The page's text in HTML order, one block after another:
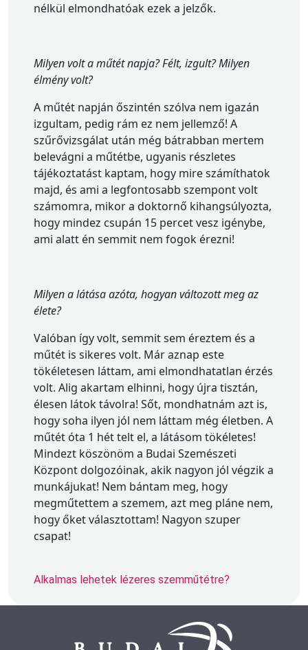
nélkül elmondhatóak ezek a jelzők.
Milyen volt a műtét napja? Félt, izgult? Milyen
élmény volt?
A műtét napján őszintén szólva nem igazán
izgultam, pedig rám ez nem jellemző! A
szűrővizsgálat után még bátrabban mertem
belevágni a műtétbe, ugyanis részletes
tájékoztatást kaptam, hogy mire számíthatok
majd, és ami a legfontosabb szempont volt
számomra, mikor a doktornő kihangsúlyozta,
hogy mindez csupán 15 percet vesz igénybe,
ami alatt én semmit nem fogok érezni!
Milyen a látása azóta, hogyan változott meg az
élete?
Valóban így volt, semmit sem éreztem és a
műtét is sikeres volt. Már aznap este
tökéletesen láttam, ami elmondhatatlan érzés
volt. Alig akartam elhinni, hogy újra tisztán,
élesen látok távolra! Sőt, mondhatnám azt is,
hogy soha ilyen jól nem láttam még életben. A
műtét óta 1 hét telt el, a látásom tökéletes!
Mindezt köszönöm a Budai Szemészeti
Központ dolgozóinak, akik nagyon jól végzik a
munkájukat! Nem bántam meg, hogy
megműtettem a szemem, azt meg pláne nem,
hogy őket választottam! Nagyon szuper
csapat!
Alkalmas lehetek lézeres szemműtétre?